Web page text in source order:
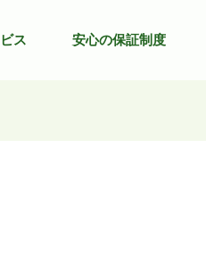
ス 安心の保証制度